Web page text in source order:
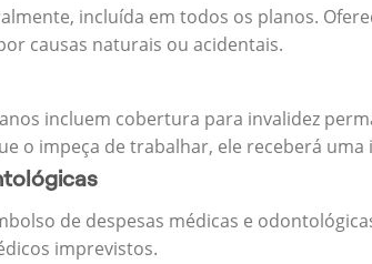
incluída em todos os planos.
causas naturais ou acidentais.
incluem cobertura para invalidez
o impeça de trabalhar, ele receberá uma
de despesas médicas e
imprevistos.